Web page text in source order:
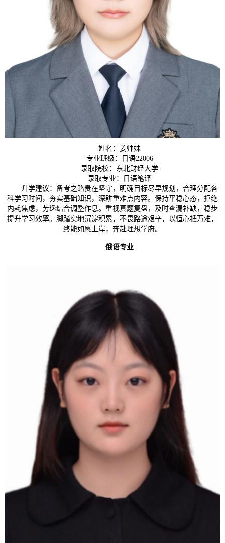
姓名：姜帅妹
专业班级：日语22006
录取院校：东北财经大学
录取专业：日语笔译
升学建议：备考之路贵在坚守，明确目标尽早规划，合理分配各
科学习时间，夯实基础知识，深耕重难点内容。保持平稳心态，拒绝
内耗焦虑，劳逸结合调整作息。重视真题复盘，及时查漏补缺，稳步
提升学习效率。脚踏实地沉淀积累，不畏路途艰辛，以恒心抵万难，
终能如愿上岸，奔赴理想学府。
俄语专业